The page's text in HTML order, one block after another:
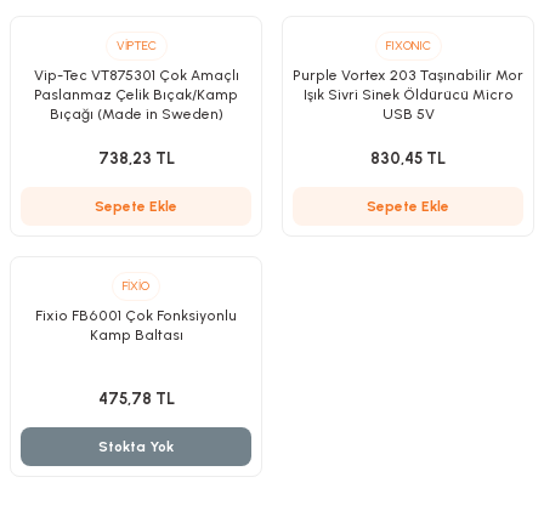
VİPTEC
Vip-Tec VT875301 Çok Amaçlı
Paslanmaz Çelik Bıçak/Kamp
Bıçağı (Made in Sweden)
738,23 TL
Sepete Ekle
FIXONIC
Purple Vortex 203 Taşınabilir Mor
Işık Sivri Sinek Öldürücü Micro
USB 5V
830,45 TL
Sepete Ekle
FİXİO
Fixio FB6001 Çok Fonksiyonlu
Kamp Baltası
475,78 TL
Stokta Yok